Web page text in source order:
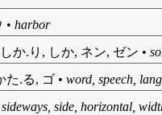
• harbor
か.り, しか, ネン, ゼン •
た.る, ゴ • word, speech,
sideways, side, horizontal,